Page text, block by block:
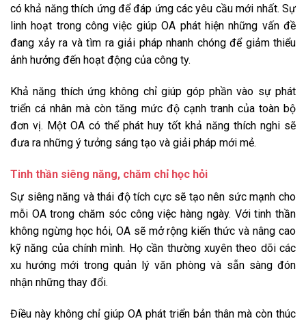
có khả năng thích ứng để đáp ứng các yêu cầu mới nhất. Sự
linh hoạt trong công việc giúp OA phát hiện những vấn đề
đang xảy ra và tìm ra giải pháp nhanh chóng để giảm thiểu
ảnh hưởng đến hoạt động của công ty.
Khả năng thích ứng không chỉ giúp góp phần vào sự phát
triển cá nhân mà còn tăng mức độ cạnh tranh của toàn bộ
đơn vị. Một OA có thể phát huy tốt khả năng thích nghi sẽ
đưa ra những ý tưởng sáng tạo và giải pháp mới mẻ.
Tinh thần siêng năng, chăm chỉ học hỏi
Sự siêng năng và thái độ tích cực sẽ tạo nên sức mạnh cho
mỗi OA trong chăm sóc công việc hàng ngày. Với tinh thần
không ngừng học hỏi, OA sẽ mở rộng kiến thức và nâng cao
kỹ năng của chính mình. Họ cần thường xuyên theo dõi các
xu hướng mới trong quản lý văn phòng và sẵn sàng đón
nhận những thay đổi.
Điều này không chỉ giúp OA phát triển bản thân mà còn thúc